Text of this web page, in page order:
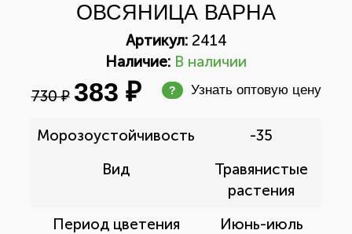
ОВСЯНИЦА ВАРНА
Артикул:2414
Наличие: В наличии
730 ₽ 383 ₽ ? Узнать оптовую цену
Морозоустойчивость
-35
Вид
Травянистые
растения
Период цветения
Июнь-июль